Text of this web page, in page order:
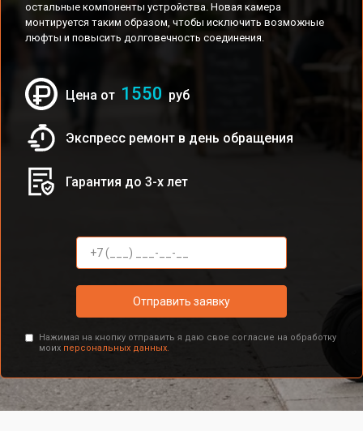
остальные компоненты устройства. Новая камера
монтируется таким образом, чтобы исключить возможные
люфты и повысить долговечность соединения.
Цена от 1550 руб
Экспресс ремонт в день обращения
Гарантия до 3-х лет
Отправить заявку
Нажимая на кнопку отправить я даю свое согласие на обработку
моих персональных данных.